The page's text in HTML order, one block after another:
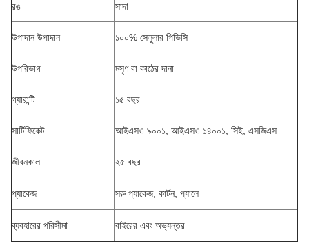
রঙ সাদা
উপাদান উপাদান ১০০% সেলুলার পিভিসি
উপরিভাগ মসৃণ বা কাঠের দানা
গ্যারান্টি ১৫ বছর
সার্টিফিকেট আইএসও ৯০০১, আইএসও ১৪০০১, সিই, এসজিএস
জীবনকাল ২৫ বছর
প্যাকেজ সরু প্যাকেজ, কার্টন, প্যালে
ব্যবহারের পরিসীমা বাইরের এবং অভ্যন্তর